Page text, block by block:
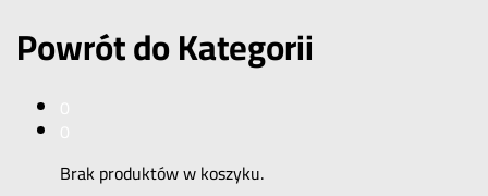
Powrót doKategorii
Brak produktów w koszyku.